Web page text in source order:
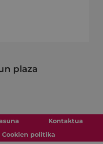
plaza
Kontaktua
Cookien politika